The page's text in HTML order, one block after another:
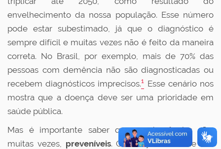
envelhecimento da nossa população. Esse número
pode estar subestimado, já que o diagnóstico é
sempre difícil e muitas vezes não é feito da maneira
correta. No Brasil, por exemplo, mais de 70% das
pessoas com demência não são diagnosticadas ou
recebem diagnósticos imprecisos.1 Esse cenário nos
mostra que a doença deve ser uma prioridade em
saúde pública.
Mas é importante saber que as demências são,
muitas vezes, preveníveis. O avançar da idade é o